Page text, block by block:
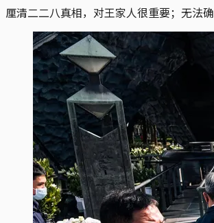
厘清二二八真相，对王家人很重要；无法